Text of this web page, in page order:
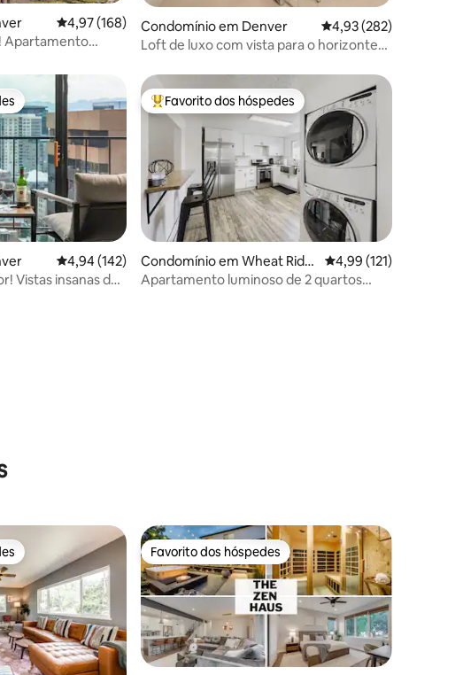
163avaliações
Classificação média de 4,97 em 5 estrelas, 168avaliações
4,97 (168)
Apartamento
Condomínio em Denver Classificação média
4,93 (282)
Loft de luxo com vista para o horizonte
112avaliações
Classificação média de 4,94 em 5 estrelas, 142avaliações
4,94 (142)
Vistas insanas da
Favoritos dos hóspedes mais apreciados
Favorito dos hóspedes
Condomínio em Wheat Ridg
e
Classificação média
4,99 (121)
Apartamento luminoso de 2 quartos
Favorito dos hóspedes
Favorito dos hóspedes